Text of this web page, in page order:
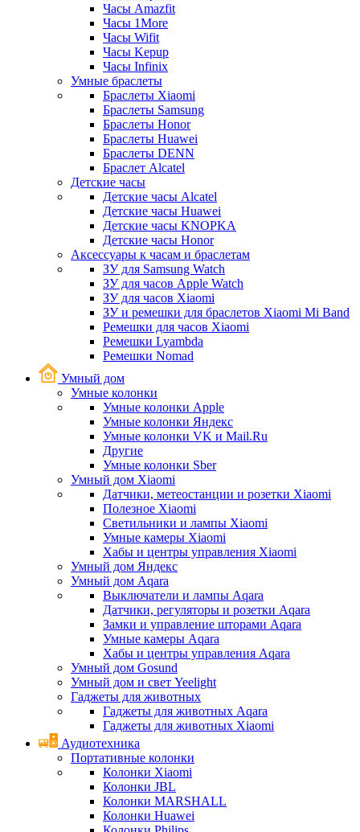
Часы Amazfit
Часы 1More
Часы Wifit
Часы Kepup
Часы Infinix
Умные браслеты
Браслеты Xiaomi
Браслеты Samsung
Браслеты Honor
Браслеты Huawei
Браслеты DENN
Браслет Alcatel
Детские часы
Детские часы Alcatel
Детские часы Huawei
Детские часы KNOPKA
Детские часы Honor
Аксессуары к часам и браслетам
ЗУ для Samsung Watch
ЗУ для часов Apple Watch
ЗУ для часов Xiaomi
ЗУ и ремешки для браслетов Xiaomi Mi Band
Ремешки для часов Xiaomi
Ремешки Lyambda
Ремешки Nomad
Умный дом
Умные колонки
Умные колонки Apple
Умные колонки Яндекс
Умные колонки VK и Mail.Ru
Другие
Умные колонки Sber
Умный дом Xiaomi
Датчики, метеостанции и розетки Xiaomi
Полезное Xiaomi
Светильники и лампы Xiaomi
Умные камеры Xiaomi
Хабы и центры управления Xiaomi
Умный дом Яндекс
Умный дом Aqara
Выключатели и лампы Aqara
Датчики, регуляторы и розетки Aqara
Замки и управление шторами Aqara
Умные камеры Aqara
Хабы и центры управления Aqara
Умный дом Gosund
Умный дом и свет Yeelight
Гаджеты для животных
Гаджеты для животных Aqara
Гаджеты для животных Xiaomi
Аудиотехника
Портативные колонки
Колонки Xiaomi
Колонки JBL
Колонки MARSHALL
Колонки Huawei